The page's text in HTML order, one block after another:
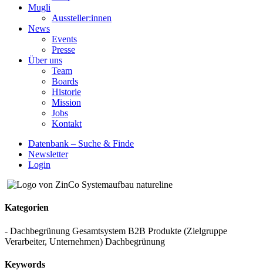
Mugli
Aussteller:innen
News
Events
Presse
Über uns
Team
Boards
Historie
Mission
Jobs
Kontakt
Datenbank – Suche & Finde
Newsletter
Login
Kategorien
- Dachbegrünung Gesamtsystem B2B Produkte (Zielgruppe
Verarbeiter, Unternehmen) Dachbegrünung
Keywords